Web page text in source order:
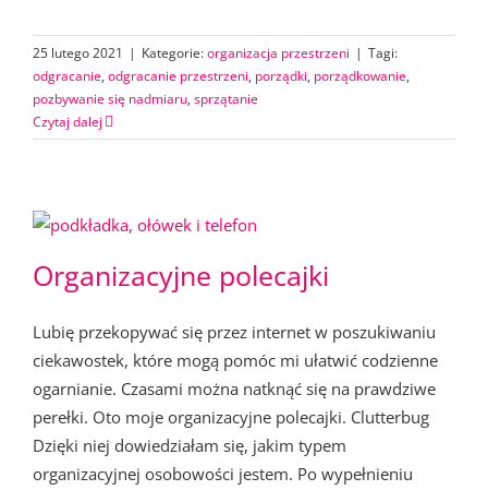
25 lutego 2021 | Kategorie:organizacja przestrzeni | Tagi:
odgracanie, odgracanie przestrzeni, porządki, porządkowanie,
pozbywanie się nadmiaru, sprzątanie
Czytaj dalej
Organizacyjne polecajki
Lubię przekopywać się przez internet w poszukiwaniu
ciekawostek, które mogą pomóc mi ułatwić codzienne
ogarnianie. Czasami można natknąć się na prawdziwe
perełki. Oto moje organizacyjne polecajki. Clutterbug
Dzięki niej dowiedziałam się, jakim typem
organizacyjnej osobowości jestem. Po wypełnieniu